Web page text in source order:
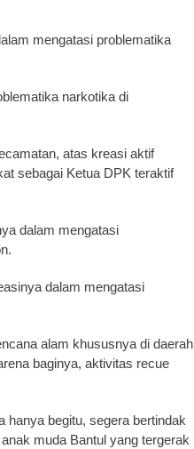
mengatasi problematika
narkotika di
atas kreasi aktif
sebagai Ketua DPK teraktif
dalam mengatasi
dalam mengatasi
alam khususnya di daerah
baginya, aktivitas recue
hanya begitu, segera bertindak
muda Bantul yang tergerak